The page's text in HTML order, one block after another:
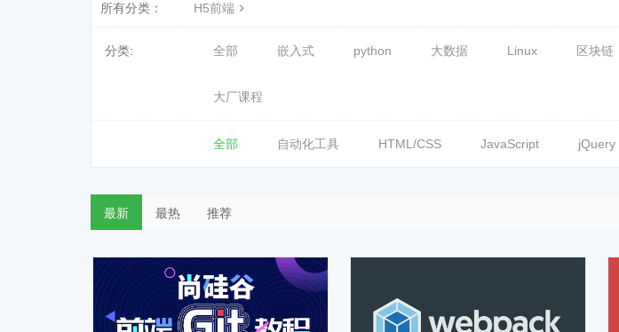
所有分类： H5前端
分类: 全部 嵌入式 python 大数据 Linux 区块链
大厂课程
全部 自动化工具 HTML/CSS JavaScript jQuery
最新 最热 推荐